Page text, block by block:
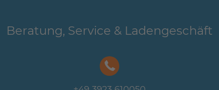
Beratung, Service & Ladengeschäft